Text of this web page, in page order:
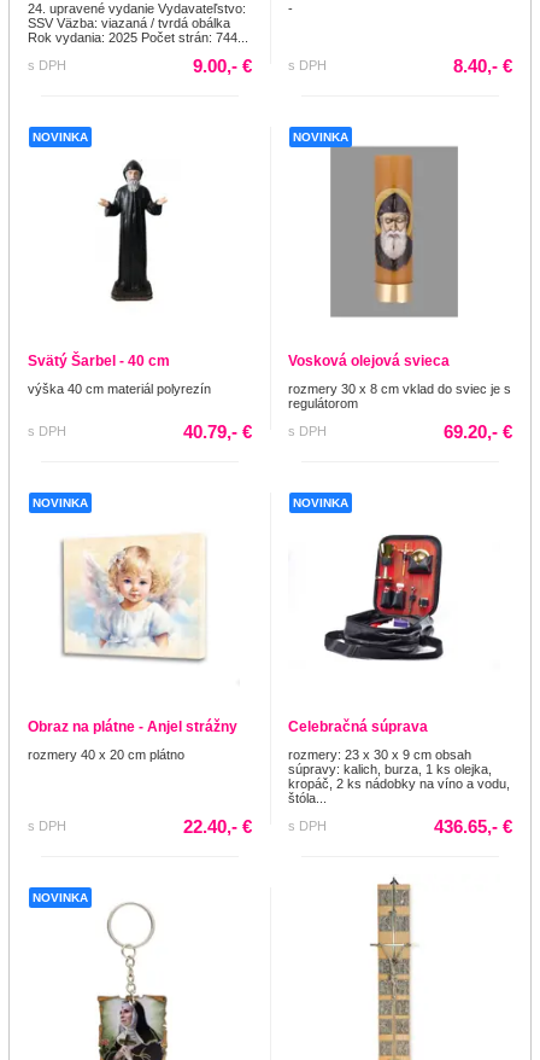
24. upravené vydanie Vydavateľstvo:
SSV Väzba: viazaná / tvrdá obálka
Rok vydania: 2025 Počet strán: 744...
s DPH
9.00,- €
-
s DPH 8.40,- €
NOVINKA
Svätý Šarbel - 40 cm
výška 40 cm materiál polyrezín
s DPH 40.79,- €
NOVINKA
Vosková olejová svieca
rozmery 30 x 8 cm vklad do sviec je s
regulátorom
s DPH
69.20,- €
NOVINKA
Obraz na plátne - Anjel strážny
rozmery 40 x 20 cm plátno
s DPH 22.40,- €
NOVINKA
Celebračná súprava
rozmery: 23 x 30 x 9 cm obsah
súpravy: kalich, burza, 1 ks olejka,
kropáč, 2 ks nádobky na víno a vodu,
štóla...
s DPH
436.65,- €
NOVINKA